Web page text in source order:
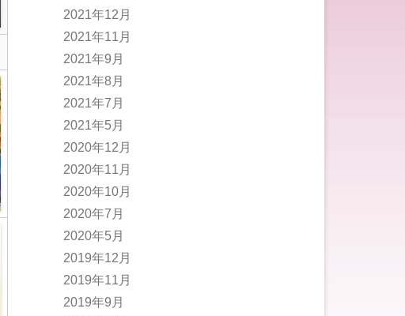
2021年12月
2021年11月
2021年9月
2021年8月
2021年7月
2021年5月
2020年12月
2020年11月
2020年10月
2020年7月
2020年5月
2019年12月
2019年11月
2019年9月